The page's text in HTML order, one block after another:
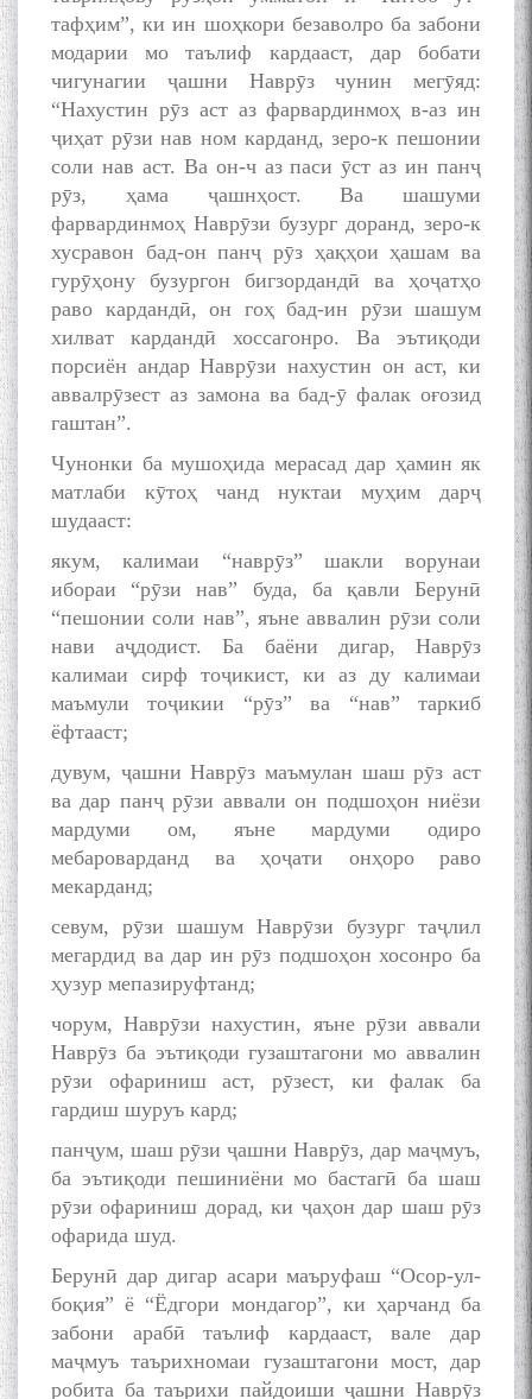
тафҳим”, ки ин шоҳкори безаволро ба забони
модарии мо таълиф кардааст, дар бобати
чигунагии ҷашни Наврӯз чунин мегӯяд:
“Нахустин рӯз аст аз фарвардинмоҳ в-аз ин
ҷиҳат pӯзи нав ном карданд, зеро-к пешонии
соли нав аст. Ва он-ч аз паси ӯст аз ин панҷ
рӯз, ҳама ҷашнҳост. Ва шашуми
фарвардинмоҳ Наврӯзи бузург доранд, зеро-к
хусравон бад-он панҷ pӯз ҳақҳои ҳашам ва
гурӯҳону бузургон бигзордандӣ ва ҳоҷатҳо
раво кардандӣ, он гоҳ бад-ин рӯзи шашум
хилват кардандӣ хоссагонро. Ва эътиқоди
порсиён андар Наврӯзи нахустин он аст, ки
аввалpӯзест аз замона ва бад-ӯ фалак оғозид
гаштан”.
Чунонки ба мушоҳида мерасад дар ҳамин як
матлаби кӯтоҳ чанд нуктаи муҳим дарҷ
шудааст:
якум, калимаи “наврӯз” шакли ворунаи
ибораи “рӯзи нав” буда, ба қавли Берунӣ
“пешонии соли нав”, яъне аввалин рӯзи соли
нави аҷдодист. Ба баёни дигар, Наврӯз
калимаи сирф тоҷикист, ки аз ду калимаи
маъмули тоҷикии “рӯз” ва “нав” таркиб
ёфтааст;
дувум, ҷашни Наврӯз маъмулан шаш рӯз аст
ва дар панҷ рӯзи аввали он подшоҳон ниёзи
мардуми ом, яъне мардуми одиро
мебароварданд ва ҳоҷати онҳоро раво
мекарданд;
севум, рӯзи шашум Наврӯзи бузург таҷлил
мегардид ва дар ин рӯз подшоҳон хосонро ба
ҳузур мепазируфтанд;
чорум, Наврӯзи нахустин, яъне рӯзи аввали
Наврӯз ба эътиқоди гузаштагони мо аввалин
рӯзи офариниш аст, рӯзест, ки фалак ба
гардиш шуруъ кард;
панҷум, шаш рӯзи ҷашни Наврӯз, дар маҷмуъ,
ба эътиқоди пешиниёни мо бастагӣ ба шаш
рӯзи офариниш дорад, ки ҷаҳон дар шаш рӯз
офарида шуд.
Берунӣ дар дигар асари маъруфаш “Осор-ул-
боқия” ё “Ёдгори мондагор”, ки ҳарчанд ба
забони арабӣ таълиф кардааст, вале дар
маҷмуъ таърихномаи гузаштагони мост, дар
робита ба таърихи пайдоиши ҷашни Наврӯз